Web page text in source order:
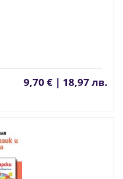
9,70 € | 18,97 лв.